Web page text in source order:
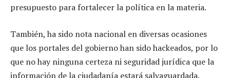
presupuesto para fortalecer la política en la materia.
También, ha sido nota nacional en diversas ocasiones
que los portales del gobierno han sido hackeados, por lo
que no hay ninguna certeza ni seguridad jurídica que la
información de la ciudadanía estará salvaguardada.